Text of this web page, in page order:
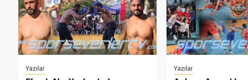
Yazılar Yazılar